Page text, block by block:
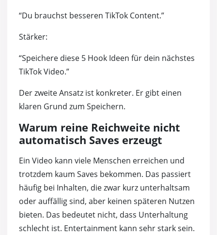
“Du brauchst besseren TikTok Content.”
Stärker:
“Speichere diese 5 Hook Ideen für dein nächstes
TikTok Video.”
Der zweite Ansatz ist konkreter. Er gibt einen
klaren Grund zum Speichern.
Warum reine Reichweite nicht
automatisch Saves erzeugt
Ein Video kann viele Menschen erreichen und
trotzdem kaum Saves bekommen. Das passiert
häufig bei Inhalten, die zwar kurz unterhaltsam
oder auffällig sind, aber keinen späteren Nutzen
bieten. Das bedeutet nicht, dass Unterhaltung
schlecht ist. Entertainment kann sehr stark sein.